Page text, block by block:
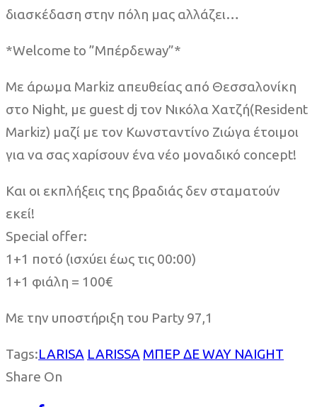
διασκέδαση στην πόλη μας αλλάζει…
*Welcome to ”Μπέρδεway”*
Με άρωμα Markiz απευθείας από Θεσσαλονίκη
στο Night, με guest dj τον Νικόλα Χατζή(Resident
Markiz) μαζί με τον Κωνσταντίνο Ζιώγα έτοιμοι
για να σας χαρίσουν ένα νέο μοναδικό concept!
Και οι εκπλήξεις της βραδιάς δεν σταματούν
εκεί!
Special offer:
1+1 ποτό (ισχύει έως τις 00:00)
1+1 φιάλη = 100€
Με την υποστήριξη του Party 97,1
Tags:LARISA LARISSA ΜΠΕΡ ΔΕ WAY NAIGHT
Share On